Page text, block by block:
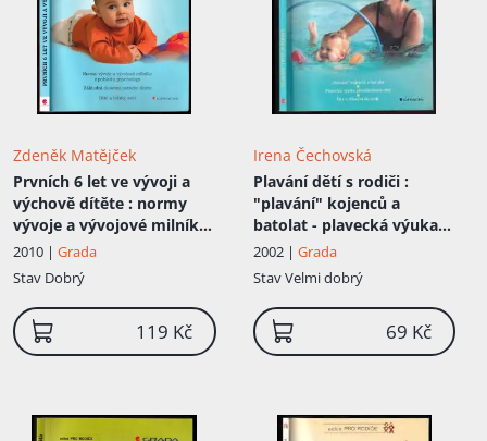
Zdeněk Matějček
Prvních 6 let ve vývoji a
výchově dítěte : normy
vývoje a vývojové milníky
z pohledu psychologa :
základní duševní potřeby
dítěte : dítě a lidský svět
2010 | Grada
Stav Dobrý
119 Kč
Irena Čechovská
Plavání dětí s rodiči :
"plavání" kojenců a
batolat - plavecká výuka
předškolních dětí - hry a
říkadla do vody
2002 | Grada
StavVelmi dobrý
69 Kč